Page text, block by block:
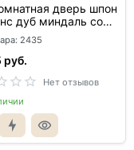
дверь шпон
дуб миндаль со
2435
руб.
Нет отзывов